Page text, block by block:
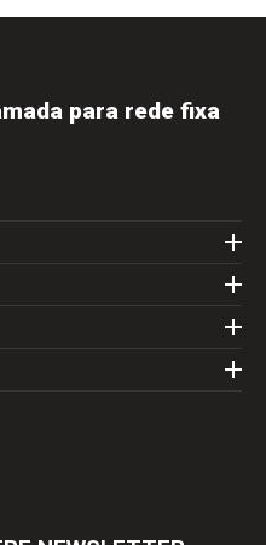
para rede fixa